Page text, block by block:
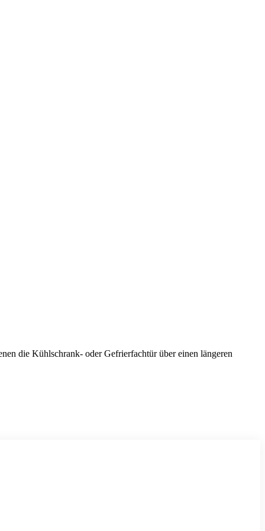
die Kühlschrank- oder Gefrierfachtür über einen längeren